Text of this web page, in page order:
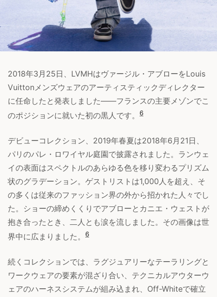
2018年3月25日、LVMHはヴァージル・アブローをLouis
Vuittonメンズウェアのアーティスティックディレクター
に任命したと発表しました——フランスの主要メゾンでこ
のポジションに就いた初の黒人です。
6
デビューコレクション、2019年春夏は2018年6月21日、
パリのパレ・ロワイヤル庭園で披露されました。ランウェ
イの表面はスペクトルのあらゆる色を移り変わるプリズム
状のグラデーション。ゲストリストは1,000人を超え、そ
の多くは従来のファッション界の外から招かれた人々でし
た。ショーの締めくくりでアブローとカニエ・ウェストが
抱き合ったとき、二人とも涙を流しました。その画像は世
界中に広まりました。
6
続くコレクションでは、ラグジュアリーなテーラリングと
ワークウェアの要素が混ざり合い、テクニカルアウターウ
ェアのハーネスシステムが組み込まれ、Off-Whiteで確立